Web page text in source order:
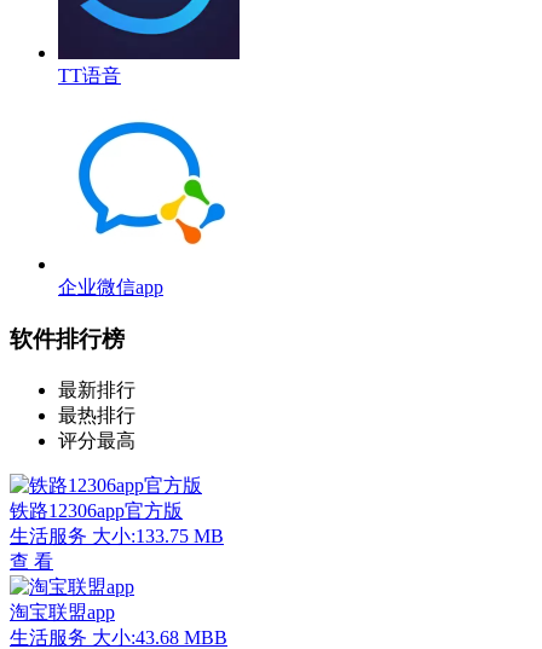
TT语音
企业微信app
软件排行榜
最新排行
最热排行
评分最高
铁路12306app官方版
生活服务 大小:133.75 MB
查 看
淘宝联盟app
生活服务 大小:43.68 MBB